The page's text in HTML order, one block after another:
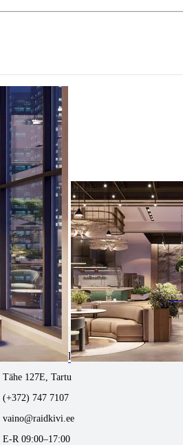
Tartus kivi töötlemine
Tähe 127E, Tartu
(+372) 747 7107
vaino@raidkivi.ee
E-R 09:00–17:00